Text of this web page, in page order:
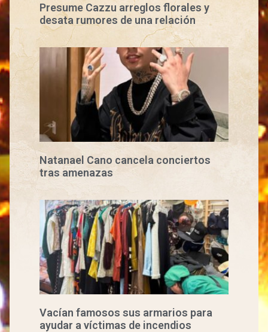
Presume Cazzu arreglos florales y
desata rumores de una relación
Natanael Cano cancela conciertos
tras amenazas
Vacían famosos sus armarios para
ayudar a víctimas de incendios